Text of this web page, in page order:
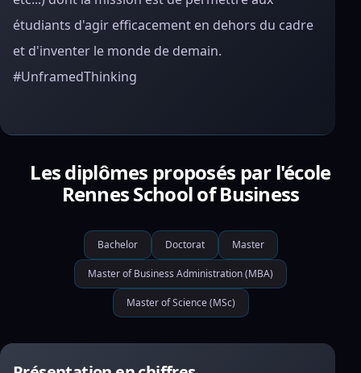
étudiants d'agir efficacement en dehors du cadre
et d'inventer le monde de demain.
#UnframedThinking
Les diplômes proposés par l'école
Rennes School of Business
Bachelor Doctorat Master
Master of Business Administration (MBA)
Master of Science (MSc)